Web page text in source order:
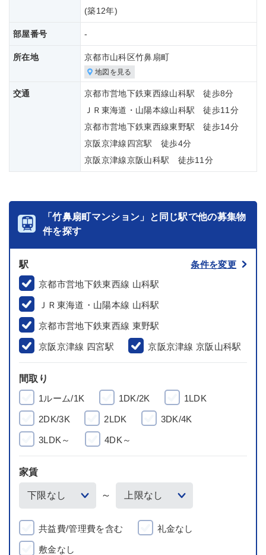
(築12年)
部屋番号 -
所在地 京都市山科区竹鼻扇町
地図を見る
交通
京都市営地下鉄東西線山科駅 徒歩8分
ＪＲ東海道・山陽本線山科駅 徒歩11分
京都市営地下鉄東西線東野駅 徒歩14分
京阪京津線四宮駅 徒歩4分
京阪京津線京阪山科駅 徒歩11分
「竹鼻扇町マンション」と同じ駅で他の募集物
件を探す
駅
条件を変更
京都市営地下鉄東西線 山科駅
ＪＲ東海道・山陽本線 山科駅
京都市営地下鉄東西線 東野駅
京阪京津線 四宮駅 京阪京津線 京阪山科駅
間取り
1ルーム/1K
1DK/2K 1LDK
2DK/3K 2LDK 3DK/4K
3LDK～ 4DK～
家賃
～
共益費/管理費を含む 礼金なし
敷金なし